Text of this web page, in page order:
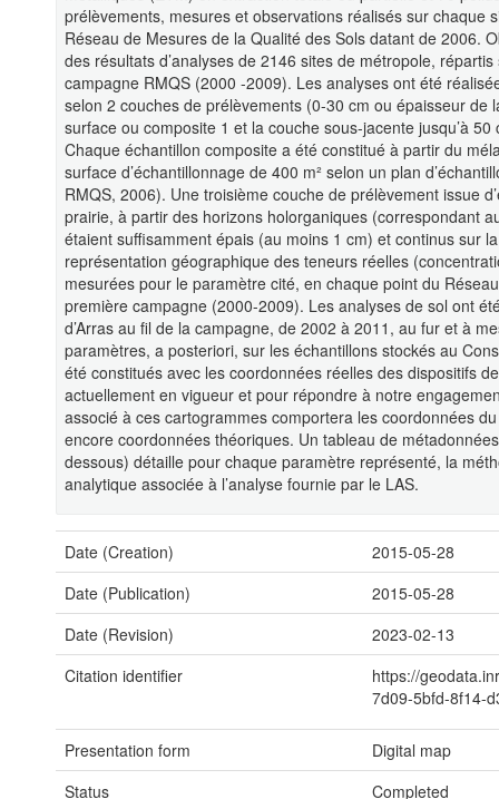
prélèvements, mesures et observations réalisés sur
Réseau de Mesures de la Qualité des Sols datant de 2006.
des résultats d’analyses de 2146 sites de métropole,
campagne RMQS (2000 -2009). Les analyses ont été
selon 2 couches de prélèvements (0-30 cm ou épaisseur
surface ou composite 1 et la couche sous-jacente jusqu’à
Chaque échantillon composite a été constitué à partir du
surface d’échantillonnage de 400 m² selon un plan
RMQS, 2006). Une troisième couche de prélèvement issue
prairie, à partir des horizons holorganiques (correspondant
étaient suffisamment épais (au moins 1 cm) et continus sur
représentation géographique des teneurs réelles
mesurées pour le paramètre cité, en chaque point du
première campagne (2000-2009). Les analyses de sol ont
d’Arras au fil de la campagne, de 2002 à 2011, au fur et à
paramètres, a posteriori, sur les échantillons stockés au
été constitués avec les coordonnées réelles des dispositifs
actuellement en vigueur et pour répondre à notre
associé à ces cartogrammes comportera les coordonnées
encore coordonnées théoriques. Un tableau de
dessous) détaille pour chaque paramètre représenté, la
analytique associée à l’analyse fournie par le LAS.
Date (Creation)
2015-05-28
Date (Publication)
2015-05-28
Date (Revision)
2023-02-13
Citation identifier
https://
7d09-5bfd-8f14-
Presentation form
Digital map
Status
Completed